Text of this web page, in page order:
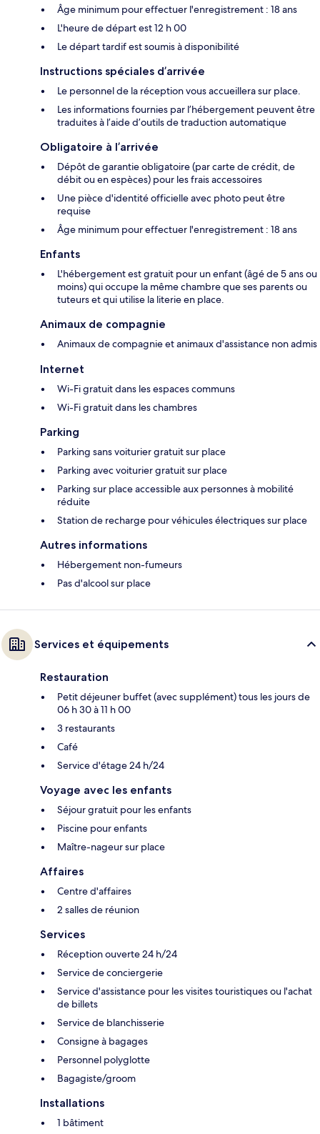
Âge minimum pour effectuer l'enregistrement : 18 ans
L'heure de départ est 12 h 00
Le départ tardif est soumis à disponibilité
Instructions spéciales d’arrivée
Le personnel de la réception vous accueillera sur place.
Les informations fournies par l’hébergement peuvent être
traduites à l’aide d’outils de traduction automatique
Obligatoire à l’arrivée
Dépôt de garantie obligatoire (par carte de crédit, de
débit ou en espèces) pour les frais accessoires
Une pièce d'identité officielle avec photo peut être
requise
Âge minimum pour effectuer l'enregistrement : 18 ans
Enfants
L'hébergement est gratuit pour un enfant (âgé de 5 ans ou
moins) qui occupe la même chambre que ses parents ou
tuteurs et qui utilise la literie en place.
Animaux de compagnie
Animaux de compagnie et animaux d'assistance non admis
Internet
Wi-Fi gratuit dans les espaces communs
Wi-Fi gratuit dans les chambres
Parking
Parking sans voiturier gratuit sur place
Parking avec voiturier gratuit sur place
Parking sur place accessible aux personnes à mobilité
réduite
Station de recharge pour véhicules électriques sur place
Autres informations
Hébergement non-fumeurs
Pas d'alcool sur place
Services et équipements
Restauration
Petit déjeuner buffet (avec supplément) tous les jours de
06 h 30 à 11 h 00
3 restaurants
Café
Service d'étage 24 h/24
Voyage avec les enfants
Séjour gratuit pour les enfants
Piscine pour enfants
Maître-nageur sur place
Affaires
Centre d'affaires
2 salles de réunion
Services
Réception ouverte 24 h/24
Service de conciergerie
Service d'assistance pour les visites touristiques ou l'achat
de billets
Service de blanchisserie
Consigne à bagages
Personnel polyglotte
Bagagiste/groom
Installations
1 bâtiment